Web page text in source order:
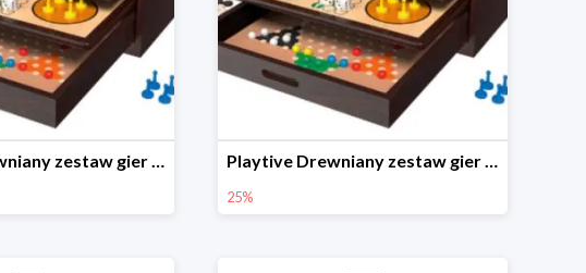
Playtive Drewniany zestaw gier 10 w 1 Playtive Drewniany zestaw gier 10 w 1
25%